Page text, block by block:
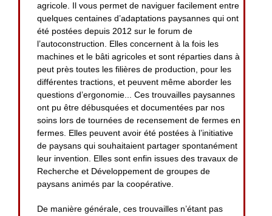
agricole. Il vous permet de naviguer facilement entre
quelques centaines d’adaptations paysannes qui ont
été postées depuis 2012 sur le forum de
l’autoconstruction. Elles concernent à la fois les
machines et le bâti agricoles et sont réparties dans à
peut près toutes les filières de production, pour les
différentes tractions, et peuvent même aborder les
questions d’ergonomie... Ces trouvailles paysannes
ont pu être débusquées et documentées par nos
soins lors de tournées de recensement de fermes en
fermes. Elles peuvent avoir été postées à l’initiative
de paysans qui souhaitaient partager spontanément
leur invention. Elles sont enfin issues des travaux de
Recherche et Développement de groupes de
paysans animés par la coopérative.
De manière générale, ces trouvailles n’étant pas